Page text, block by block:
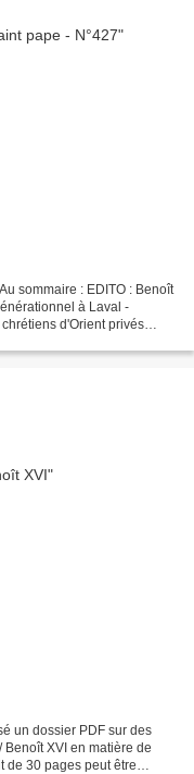
sommaire : EDITO : Benoît
à Laval -
d'Orient privés
un dossier PDF sur des
XVI en matière de
de 30 pages peut être